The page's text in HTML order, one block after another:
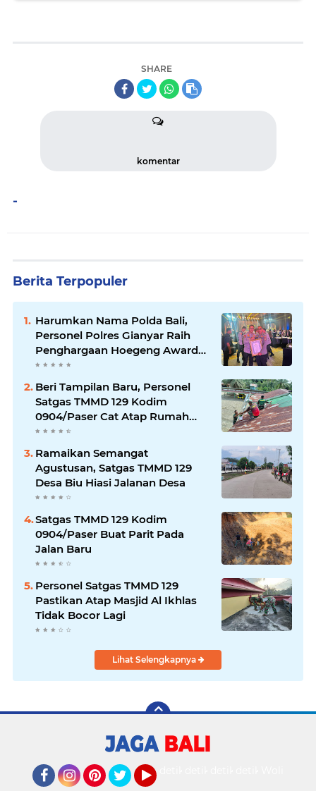
SHARE
komentar
-
Berita Terpopuler
Harumkan Nama Polda Bali,
Personel Polres Gianyar Raih
Penghargaan Hoegeng Awards
2026
Beri Tampilan Baru, Personel
Satgas TMMD 129 Kodim
0904/Paser Cat Atap Rumah
Marbot
Ramaikan Semangat
Agustusan, Satgas TMMD 129
Desa Biu Hiasi Jalanan Desa
Satgas TMMD 129 Kodim
0904/Paser Buat Parit Pada
Jalan Baru
Personel Satgas TMMD 129
Pastikan Atap Masjid Al Ikhlas
Tidak Bocor Lagi
Lihat Selengkapnya